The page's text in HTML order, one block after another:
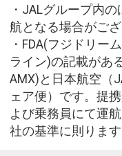
・JALグループ内
航となる場合がござ
・FDA(フジドリー
ライン)の記載があ
AMX)と日本航空（
ェア便）です。提
よび乗務員にて運
社の基準に則ります